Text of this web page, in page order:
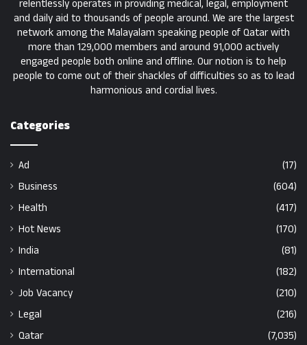
relentlessly operates in providing medical, legal, employment
and daily aid to thousands of people around. We are the largest
network among the Malayalam speaking people of Qatar with
more than 129,000 members and around 91,000 actively
engaged people both online and offline. Our notion is to help
people to come out of their shackles of difficulties so as to lead
harmonious and cordial lives.
Categories
Ad
(17)
Business
(604)
Health
(417)
Hot News
(170)
India
(81)
International
(182)
Job Vacancy
(210)
Legal
(216)
Qatar
(7,035)